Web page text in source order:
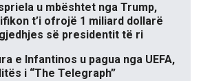
u mbështet nga Trump,
t’i ofrojë 1 miliard dollarë
së presidentit të ri
e Infantinos u pagua nga UEFA,
i “The Telegraph”